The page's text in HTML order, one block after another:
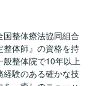
国整体療法協同組合
整体師』の資格を持
般整体院で10年以上
経験のある確かな技